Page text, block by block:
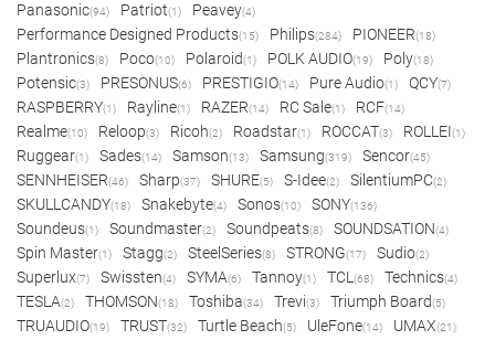
Panasonic(94) Patriot(1) Peavey(4)
Performance Designed Products(15) Philips(284) PIONEER(18)
Plantronics(8) Poco(10) Polaroid(1) POLK AUDIO(19) Poly(18)
Potensic(3) PRESONUS(6) PRESTIGIO(14) Pure Audio(1) QCY(7)
RASPBERRY(1) Rayline(1) RAZER(14) RC Sale(1) RCF(14)
Realme(10) Reloop(3) Ricoh(2) Roadstar(1) ROCCAT(3) ROLLEI(1)
Ruggear(1) Sades(14) Samson(13) Samsung(319) Sencor(45)
SENNHEISER(46) Sharp(37) SHURE(5) S-Idee(2) SilentiumPC(2)
SKULLCANDY(18) Snakebyte(4) Sonos(10) SONY(136)
Soundeus(1) Soundmaster(2) Soundpeats(8) SOUNDSATION(4)
Spin Master(1) Stagg(2) SteelSeries(8) STRONG(17) Sudio(2)
Superlux(7) Swissten(4) SYMA(6) Tannoy(1) TCL (68) Technics(4)
TESLA(2) THOMSON(18) Toshiba(34) Trevi(3) Triumph Board(5)
TRUAUDIO(19) TRUST(32) Turtle Beach(5) UleFone(14) UMAX(21)